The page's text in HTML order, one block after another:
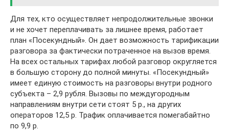
Для тех, кто осуществляет непродолжительные звонки
и не хочет переплачивать за лишнее время, работает
план «Посекундный». Он дает возможность тарификации
разговора за фактически потраченное на вызов время.
На всех остальных тарифах любой разговор округляется
в большую сторону до полной минуты. «Посекундный»
имеет единую стоимость на разговоры внутри родного
субъекта – 2,9 рубля. Вызовы по междугородным
направлениям внутри сети стоят 5 р., на других
операторов 12,5 р. Трафик оплачивается помегабайтно
по 9,9 р.